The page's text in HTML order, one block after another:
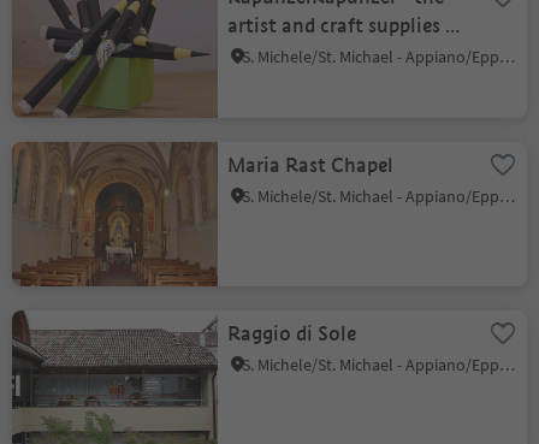
artist and craft supplies at
the corner
S. Michele/St. Michael - Appiano/Eppan, Eppan an der Weinstaße/Appiano sulla Strada del Vino, Alto Adige Wine Road
Maria Rast Chapel
S. Michele/St. Michael - Appiano/Eppan, Eppan an der Weinstaße/Appiano sulla Strada del Vino, Alto Adige Wine Road
Raggio di Sole
S. Michele/St. Michael - Appiano/Eppan, Eppan an der Weinstaße/Appiano sulla Strada del Vino, Alto Adige Wine Road